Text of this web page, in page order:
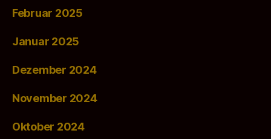
Februar 2025
Januar 2025
Dezember 2024
November 2024
Oktober 2024